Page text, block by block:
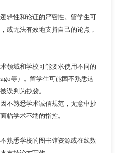
性和论证的严密性。留学生可
或无法有效地支持自己的论点，
域和学校可能要求使用不同的
等）。留学生可能因不熟悉这
误判为抄袭。
熟悉学术诚信规范，无意中抄
临学术不端的指控。
悉学校的图书馆资源或在线数